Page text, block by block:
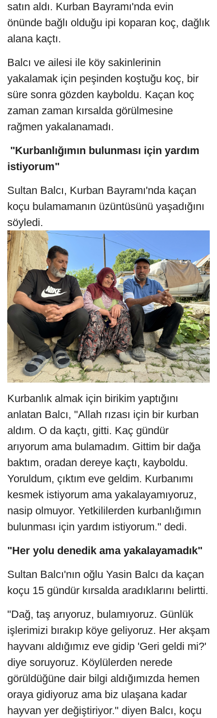
satın aldı. Kurban Bayramı'nda evin
önünde bağlı olduğu ipi koparan koç, dağlık
alana kaçtı.
Balcı ve ailesi ile köy sakinlerinin
yakalamak için peşinden koştuğu koç, bir
süre sonra gözden kayboldu. Kaçan koç
zaman zaman kırsalda görülmesine
rağmen yakalanamadı.
"Kurbanlığımın bulunması için yardım
istiyorum"
Sultan Balcı, Kurban Bayramı'nda kaçan
koçu bulamamanın üzüntüsünü yaşadığını
söyledi.
Kurbanlık almak için birikim yaptığını
anlatan Balcı, "Allah rızası için bir kurban
aldım. O da kaçtı, gitti. Kaç gündür
arıyorum ama bulamadım. Gittim bir dağa
baktım, oradan dereye kaçtı, kayboldu.
Yoruldum, çıktım eve geldim. Kurbanımı
kesmek istiyorum ama yakalayamıyoruz,
nasip olmuyor. Yetkililerden kurbanlığımın
bulunması için yardım istiyorum." dedi.
"Her yolu denedik ama yakalayamadık"
Sultan Balcı'nın oğlu Yasin Balcı da kaçan
koçu 15 gündür kırsalda aradıklarını belirtti.
"Dağ, taş arıyoruz, bulamıyoruz. Günlük
işlerimizi bırakıp köye geliyoruz. Her akşam
hayvanı aldığımız eve gidip 'Geri geldi mi?'
diye soruyoruz. Köylülerden nerede
görüldüğüne dair bilgi aldığımızda hemen
oraya gidiyoruz ama biz ulaşana kadar
hayvan yer değiştiriyor." diyen Balcı, koçu